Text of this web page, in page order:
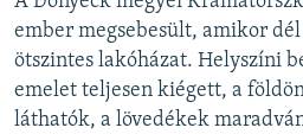
ember megsebesült, amikor
ötszintes lakóházat. Helyszíni
emelet teljesen kiégett, a
láthatók, a lövedékek